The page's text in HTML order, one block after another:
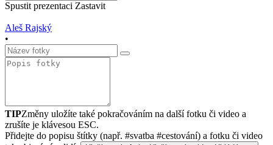
Spustit prezentaci Zastavit
Aleš Rajský
•
TIPZměny uložíte také pokračováním na další fotku či video a
zrušíte je klávesou ESC.
Přidejte do popisu štítky (např. #svatba #cestování) a fotku či video